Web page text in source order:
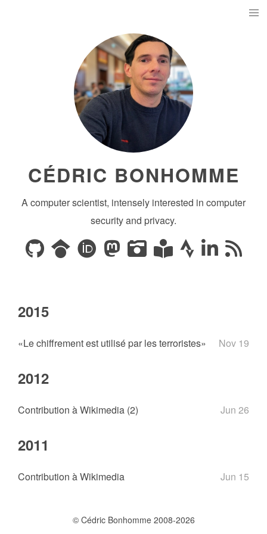
CÉDRIC BONHOMME
A computer scientist, intensely interested in computer
security and privacy.
2015
«Le chiffrement est utilisé par les terroristes» Nov 19
2012
Contribution à Wikimedia (2) Jun 26
2011
Contribution à Wikimedia Jun 15
© Cédric Bonhomme 2008-2026